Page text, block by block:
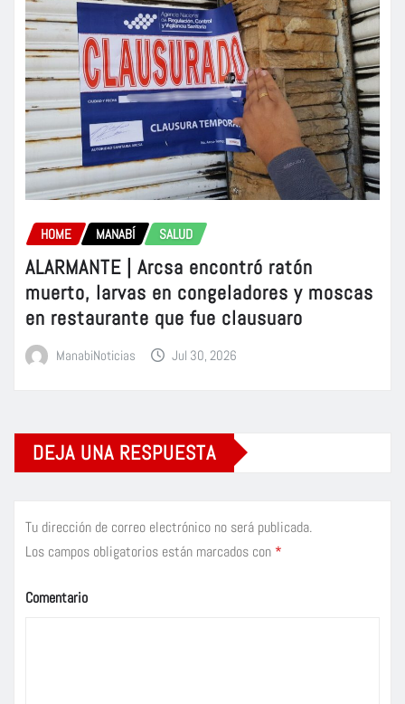
HOME MANABÍ SALUD
ALARMANTE | Arcsa encontró ratón
muerto, larvas en congeladores y moscas
en restaurante que fue clausuaro
ManabiNoticias Jul 30, 2026
DEJA UNA RESPUESTA
Tu dirección de correo electrónico no será publicada.
Los campos obligatorios están marcados con *
Comentario